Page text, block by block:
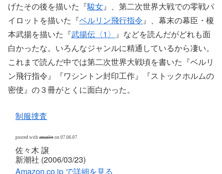
げたその後を描いた『駿女』、第二次世界大戦での零戦パ
イロットを描いた『ベルリン飛行指令』、幕末の幕臣・榎
本武揚を描いた『武揚伝〈1〉 』などを読んだがどれも面
白かったな。いろんなジャンルに精通しているから凄い。
これまで読んだ中では第二次世界大戦頃を書いた『ベルリ
ン飛行指令』『ワシントン封印工作』『ストックホルムの
密使』の３冊がとくに面白かった。
制服捜査
posted with amazlet on 07.06.07
佐々木 譲
新潮社 (2006/03/23)
Amazon.co.jp で詳細を見る